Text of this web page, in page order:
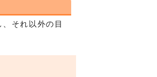
それ以外の目